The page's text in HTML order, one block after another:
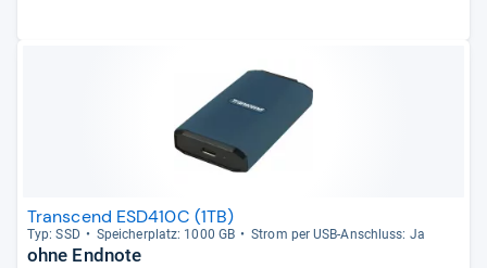
Transcend ESD410C (1TB)
Typ: SSD Spei­cher­platz: 1000 GB Strom per USB-​Anschluss: Ja
ohne Endnote